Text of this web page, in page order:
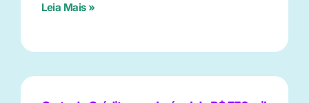
Leia Mais »